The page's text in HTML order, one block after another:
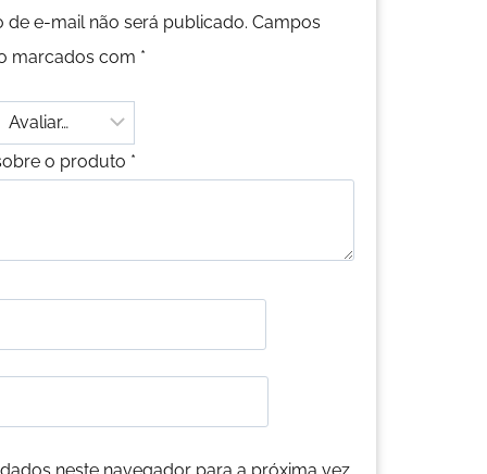
de e-mail não será publicado. Campos
marcados com *
o produto *
neste navegador para a próxima vez